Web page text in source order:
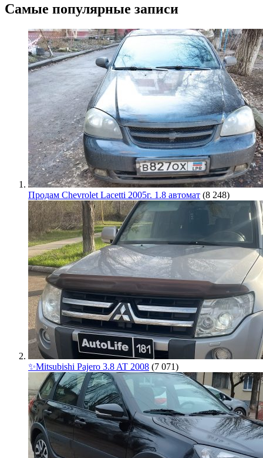
Самые популярные записи
Продам Chevrolet Lacetti 2005г. 1.8 автомат (8 248)
✨Mitsubishi Pajero 3.8 AT 2008 (7 071)